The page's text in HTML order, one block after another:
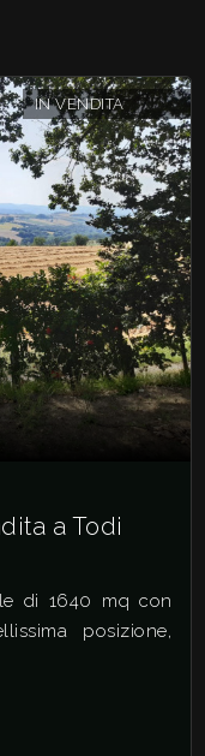
IN VENDITA
a Todi
di 1640 mq con
posizione,